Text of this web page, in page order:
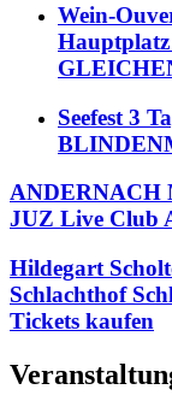
Wein-
Seefest 3
ANDERNACH
JUZ Live Club
Hildegart
Schlachthof
Tickets kaufen